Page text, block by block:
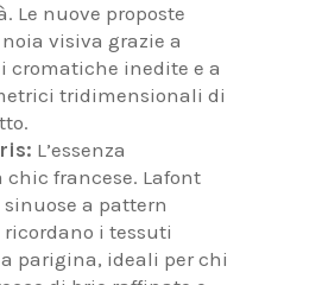
Le nuove proposte
visiva grazie a
cromatiche inedite e a
tridimensionali di
L’essenza
chic francese. Lafont
a pattern
i tessuti
parigina, ideali per chi